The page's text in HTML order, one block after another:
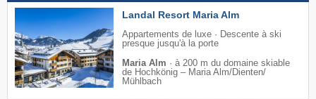
Landal Resort Maria Alm
Appartements de luxe · Descente à ski
presque jusqu'à la porte
Maria Alm · à 200 m du domaine skiable
de Hochkönig – Maria Alm/​Dienten/​
Mühlbach